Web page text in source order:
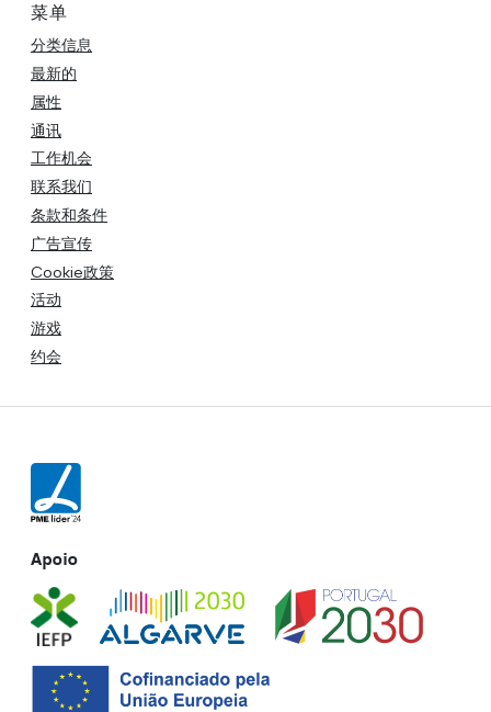
菜单
分类信息
最新的
属性
通讯
工作机会
联系我们
条款和条件
广告宣传
Cookie政策
活动
游戏
约会
Apoio